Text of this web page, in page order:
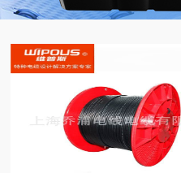
UL1277标准
UL62标准
UL1424火灾报警电缆
UL拖链柔性电缆